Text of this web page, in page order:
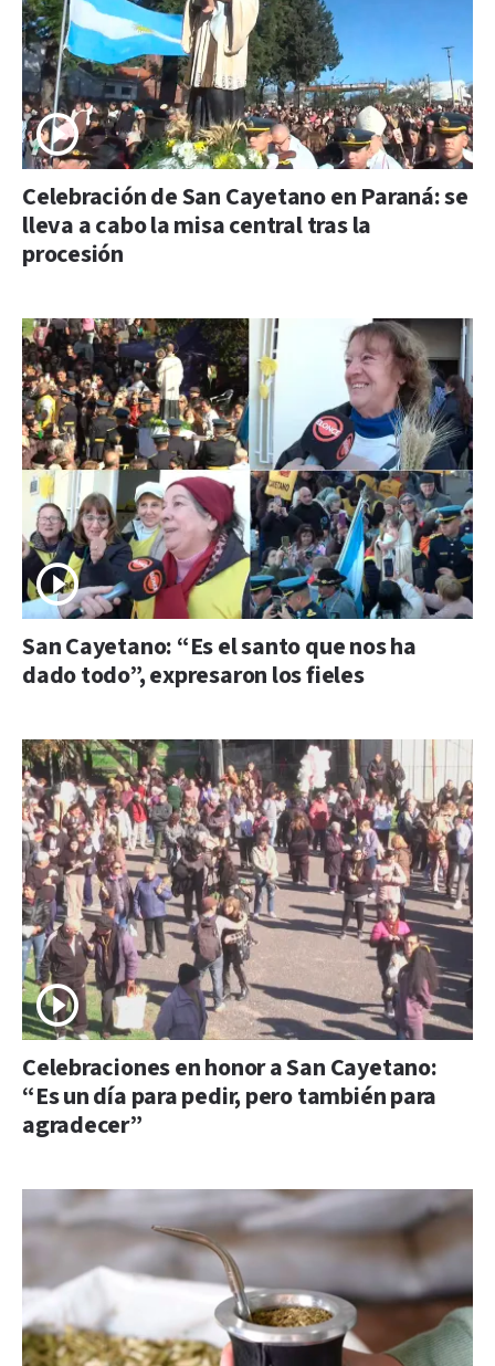
Celebración de San Cayetano en Paraná: se
lleva a cabo la misa central tras la
procesión
San Cayetano: “Es el santo que nos ha
dado todo”, expresaron los fieles
Celebraciones en honor a San Cayetano:
“Es un día para pedir, pero también para
agradecer”